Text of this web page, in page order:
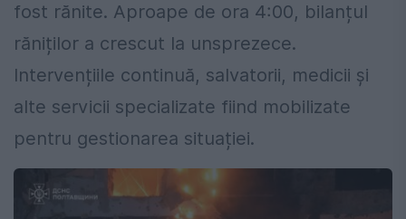
fost rănite. Aproape de ora 4:00, bilanțul
răniților a crescut la unsprezece.
Intervențiile continuă, salvatorii, medicii și
alte servicii specializate fiind mobilizate
pentru gestionarea situației.